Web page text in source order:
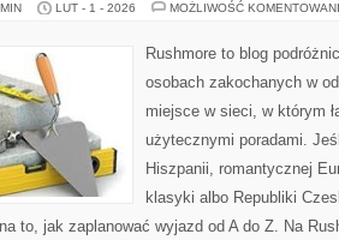
LUT - 1 - 2026 MOŻLIWOŚĆ
Rushmore to blog
osobach zakochanych w
miejsce w sieci, w którym
użytecznymi poradami.
Hiszpanii, romantycznej
klasyki albo Republiki
to, jak zaplanować wyjazd od A do Z. Na